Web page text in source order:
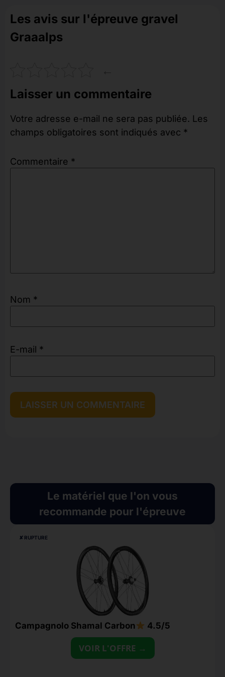
Les avis sur l'épreuve gravel
Graaalps
Laisser un commentaire
Votre adresse e-mail ne sera pas publiée. Les
champs obligatoires sont indiqués avec *
Commentaire *
Nom *
E-mail *
Le matériel que l'on vous
recommande pour l'épreuve
✘ RUPTURE
Campagnolo Shamal Carbon 4.5/5
VOIR L'OFFRE →